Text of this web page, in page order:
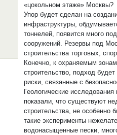
«цокольном этаже» Москвы?
Упор будет сделан на
инфраструктуры,
тоннелей, появится много
сооружений. Резервы под
строительства торговых,
Конечно, к охраняемым
строительство, подход
риски, связанные с
Геологические
показали, что существуют
строительства, не особенно
такие эксперименты
водонасыщенные пески,